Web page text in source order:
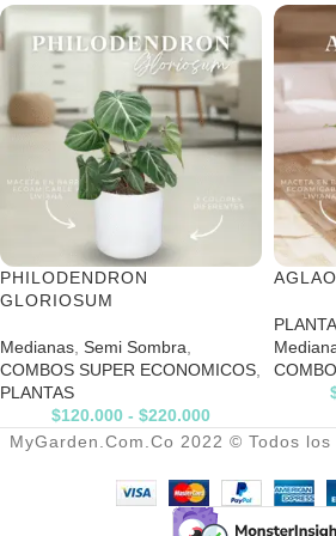
PHILODENDRON
GLORIOSUM
Medianas Semi Sombra
COMBOS SUPER ECONOMICOS
PLANTAS
$120.000 - $220.000
MyGarden.Com.Co 2022 © Todos